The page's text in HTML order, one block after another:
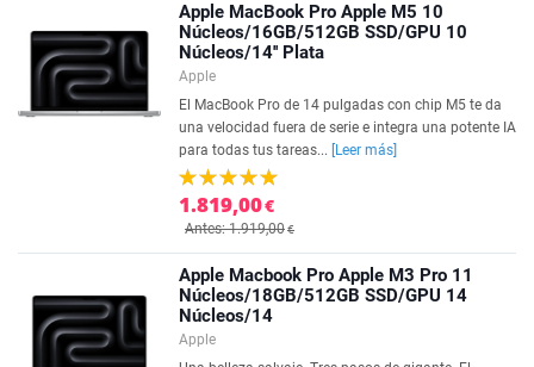
Apple MacBook Pro Apple M5 10
Núcleos/16GB/512GB SSD/GPU 10
Núcleos/14'' Plata
Apple
El MacBook Pro de 14 pulgadas con chip M5 te da
una velocidad fuera de serie e integra una potente IA
para todas tus tareas...
[Leer más]
1.819,00€
Antes: 1.919,00€
Apple Macbook Pro Apple M3 Pro 11
Núcleos/18GB/512GB SSD/GPU 14
Núcleos/14
Apple